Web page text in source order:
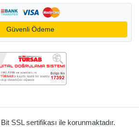
Güvenli Ödeme
SSL sertifikası ile korunmaktadır.